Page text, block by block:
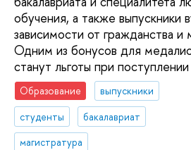
обучения, а также выпускники
зависимости от гражданства и
Одним из бонусов для
станут льготы при
Образование
выпускники
студенты
бакалавриат
магистратура